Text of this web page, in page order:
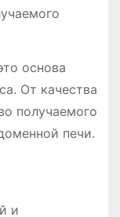
основа
От качества
получаемого
печи.
и